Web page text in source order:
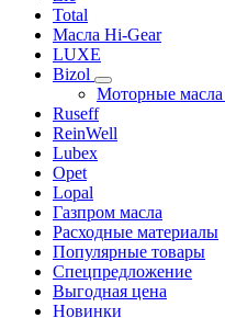
Total
Масла Hi-Gear
LUXE
Bizol
Моторные
Ruseff
ReinWell
Lubex
Opet
Lopal
Газпром масла
Расходные материалы
Популярные товары
Спецпредложение
Выгодная цена
Новинки